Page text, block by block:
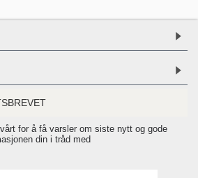
for å få varsler om siste nytt og gode
din i tråd med